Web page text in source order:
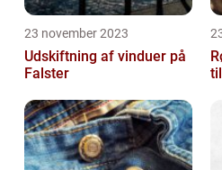
23 november 2023
Udskiftning af vinduer på
Falster